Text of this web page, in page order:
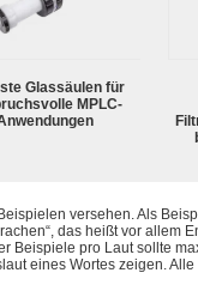
Glassäulen für
MPLC-
versehen. Als
das heißt vor allem
Beispiele pro Laut sollte
eines Wortes zeigen.